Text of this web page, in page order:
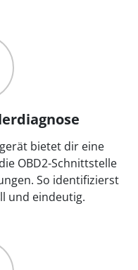
bietet dir eine
OBD2-Schnittstelle
So identifizierst
und eindeutig.